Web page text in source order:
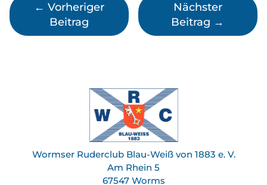
← Vorheriger
Beitrag
Nächster
Beitrag →
Wormser Ruderclub Blau-Weiß von 1883 e. V.
Am Rhein 5
67547 Worms